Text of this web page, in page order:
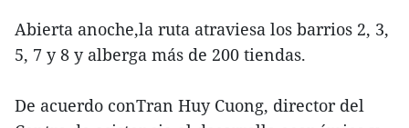
Abierta anoche,la ruta atraviesa los barrios 2, 3,
5, 7 y 8 y alberga más de 200 tiendas.
De acuerdo conTran Huy Cuong, director del